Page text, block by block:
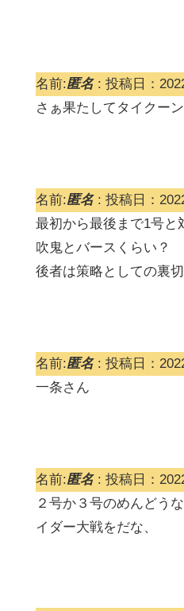
名前:匿名: 投稿日：
さぁ果たしてタイクー
名前:匿名: 投稿日：
最初から最後まで1号と
吹鬼とバースくらい？
後者は策略としての裏
名前:匿名: 投稿日：
一条さん
名前:匿名: 投稿日：
２号か３号のめんどう
イダー大戦をだな、